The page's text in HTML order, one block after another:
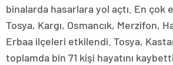
binalarda hasarlara yol açtı. En çok
Tosya, Kargı, Osmancık, Merzifon,
Erbaa ilçeleri etkilendi. Tosya,
toplamda bin 71 kişi hayatını